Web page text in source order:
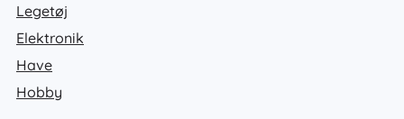
Legetøj
Elektronik
Have
Hobby